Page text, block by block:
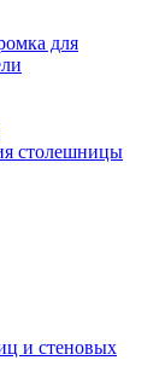
для
столешницы
и стеновых